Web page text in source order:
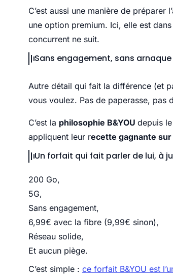
C’est aussi une manière de préparer
une option premium. Ici, elle est
concurrent ne suit.
Sans engagement, sans arnaque
Autre détail qui fait la différence (et
vous voulez. Pas de paperasse, pas
C’est la philosophie B&YOU depuis
appliquent leur recette gagnante
Un forfait qui fait parler de lui, à
200 Go,
5G,
Sans engagement,
6,99€ avec la fibre (9,99€ sinon),
Réseau solide,
Et aucun piège.
C’est simple : ce forfait B&YOU est